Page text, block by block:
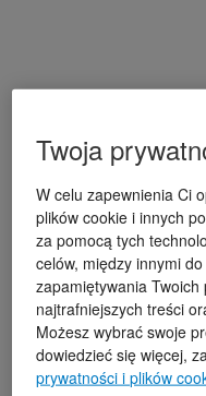
Twoja
W celu zapewnienia Ci
plików cookie i innych
za pomocą tych
celów, między innymi
zapamiętywania
najtrafniejszych treści
Możesz wybrać swoje
dowiedzieć się więcej,
prywatności i plików